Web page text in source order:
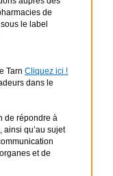
de
le label
Tarn Cliquez ici !
dans le
de répondre à
qu’au sujet
et de